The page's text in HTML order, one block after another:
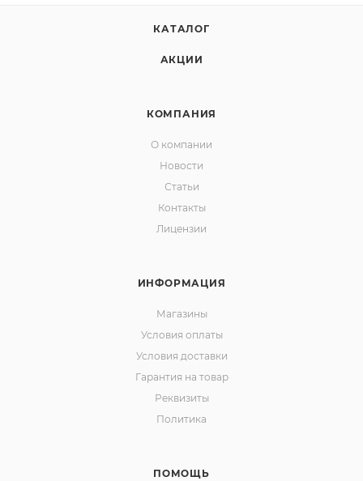
КАТАЛОГ
АКЦИИ
КОМПАНИЯ
О компании
Новости
Статьи
Контакты
Лицензии
ИНФОРМАЦИЯ
Магазины
Условия оплаты
Условия доставки
Гарантия на товар
Реквизиты
Политика
ПОМОЩЬ